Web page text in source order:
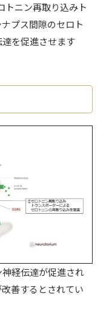
トニン再取り込みト
プス間隙のセロト
を促進させます
経伝達が促進され
善するとされてい